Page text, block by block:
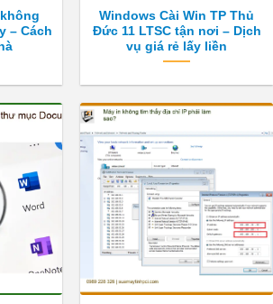
– Cách
Windows Cài Win TP Thủ
Đức 11 LTSC tận nơi – Dịch
vụ giá rẻ lấy liền